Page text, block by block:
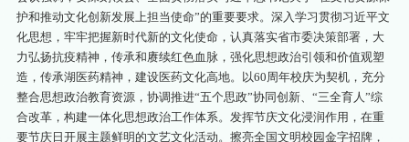
护和推动文化创新发展上担当使命”的重要要求。深入学习贯彻习近平文
化思想，牢牢把握新时代新的文化使命，认真落实省市委决策部署，大
力弘扬抗疫精神，传承和赓续红色血脉，强化思想政治引领和价值观塑
造，传承湖医药精神，建设医药文化高地。以60周年校庆为契机，充分
整合思想政治教育资源，协调推进“五个思政”协同创新、“三全育人”综
合改革，构建一体化思想政治工作体系。发挥节庆文化浸润作用，在重
要节庆日开展主题鲜明的文艺文化活动。擦亮全国文明校园金字招牌，